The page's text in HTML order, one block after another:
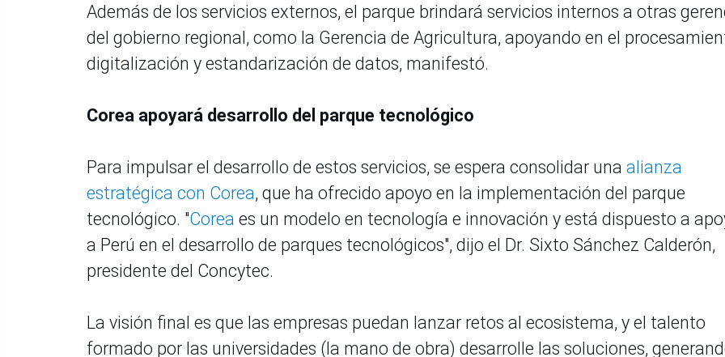
Además de los servicios externos, el parque brindará servicios internos a otras
del gobierno regional, como la Gerencia de Agricultura, apoyando en el
digitalización y estandarización de datos, manifestó.
Corea apoyará desarrollo del parque tecnológico
Para impulsar el desarrollo de estos servicios, se espera consolidar una alianza
estratégica con Corea, que ha ofrecido apoyo en la implementación del parque
tecnológico. "Corea es un modelo en tecnología e innovación y está dispuesto a
a Perú en el desarrollo de parques tecnológicos", dijo el Dr. Sixto Sánchez Calderón,
presidente del Concytec.
La visión final es que las empresas puedan lanzar retos al ecosistema, y el talento
formado por las universidades (la mano de obra) desarrolle las soluciones,